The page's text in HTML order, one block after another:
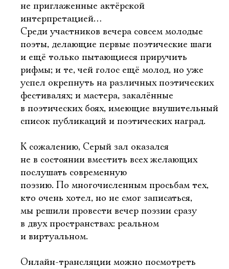
не приглаженные актёрской
интерпретацией…
Среди участников вечера совсем молодые
поэты, делающие первые поэтические шаги
и ещё только пытающиеся приручить
рифмы; и те, чей голос ещё молод, но уже
успел окрепнуть на различных поэтических
фестивалях; и мастера, закалённые
в поэтических боях, имеющие внушительный
список публикаций и поэтических наград.
К сожалению, Серый зал оказался
не в состоянии вместить всех желающих
послушать современную
поэзию. По многочисленным просьбам тех,
кто очень хотел, но не смог записаться,
мы решили провести вечер поэзии сразу
в двух пространствах: реальном
и виртуальном.
Онлайн-трансляции можно посмотреть